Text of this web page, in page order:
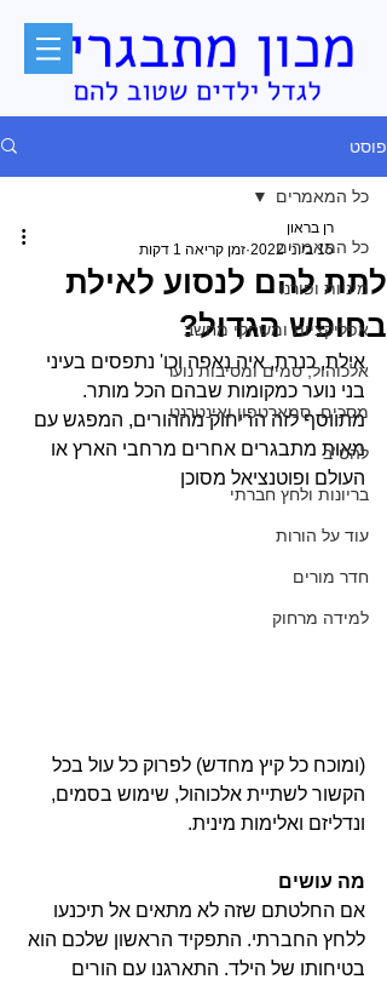
פוסט
כל המאמרים
מיניות ופורנו
אפליקציות ומשחקי מחשב
אלכוהול, סמים ומסיבות נוער
מסכים, סמארטפון ואינטרנט
להט"ב
בריונות ולחץ חברתי
עוד על הורות
חדר מורים
למידה מרחוק
כל המאמרים
לתת להם לנסוע לאילת
בחופש הגדול?
רן בראון
15 ביוני 2022
זמן קריאה 1 דקות
אילת, כנרת, איה נאפה וכו' נתפסים בעיני
בני נוער כמקומות שבהם הכל מותר.
מתווסף לזה הריחוק מההורים, המפגש עם
מאות מתבגרים אחרים מרחבי הארץ או
העולם ופוטנציאל מסוכן
(ומוכח כל קיץ מחדש) לפרוק כל עול בכל
הקשור לשתיית אלכוהול, שימוש בסמים,
ונדליזם ואלימות מינית.
מה עושים
אם החלטתם שזה לא מתאים אל תיכנעו
ללחץ החברתי. התפקיד הראשון שלכם הוא
בטיחותו של הילד. התארגנו עם הורים